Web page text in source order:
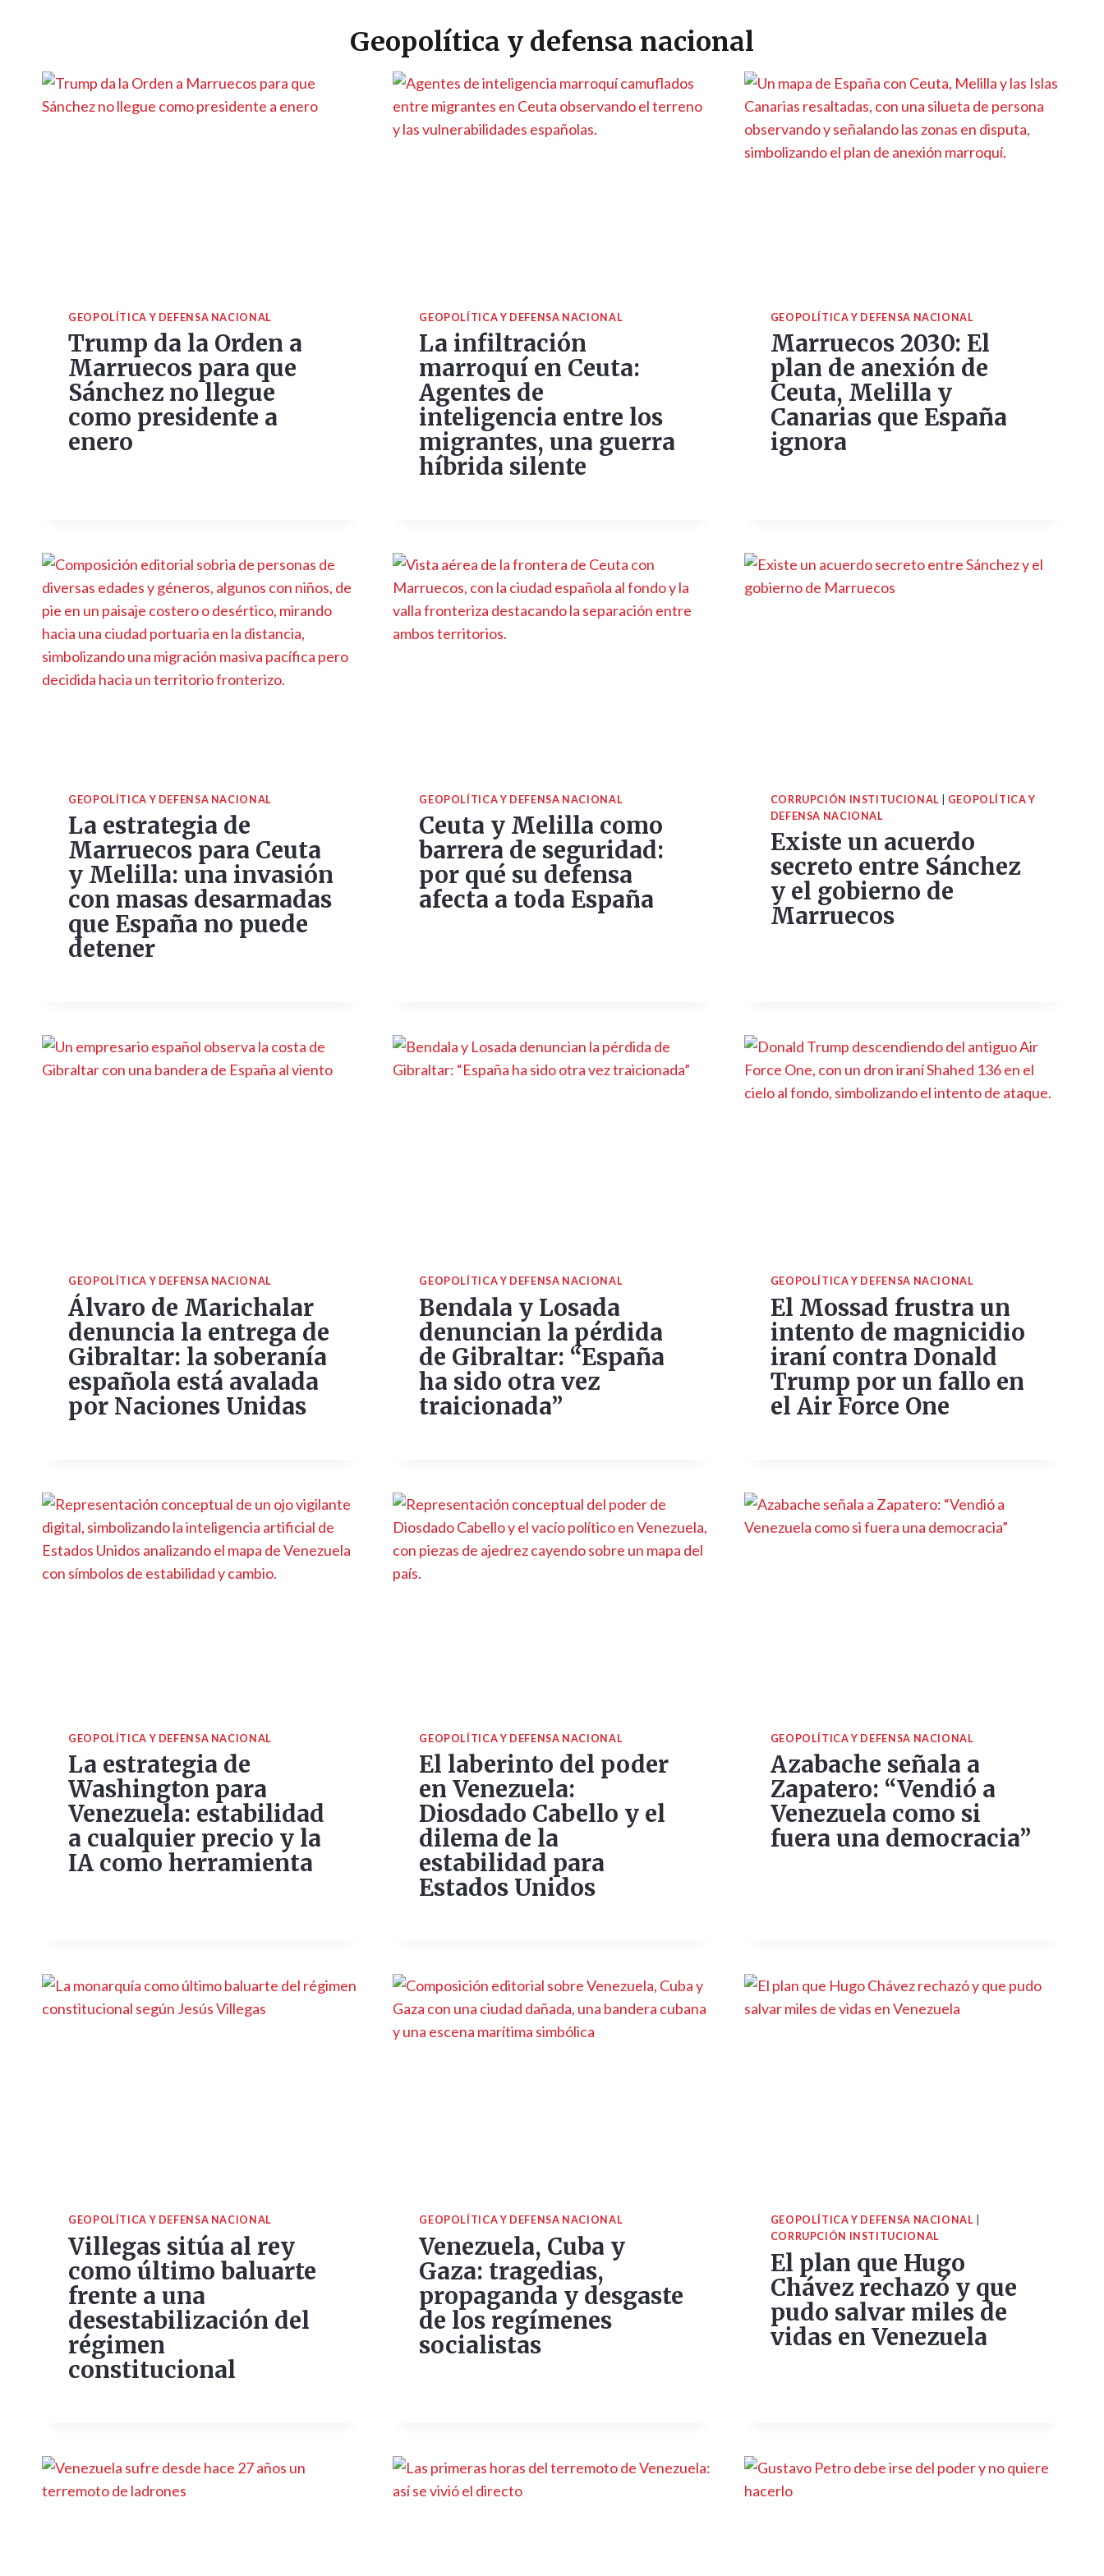
Geopolítica y defensa nacional
GEOPOLÍTICA Y DEFENSA NACIONAL
Trump da la Orden a
Marruecos para que
Sánchez no llegue
como presidente a
enero
GEOPOLÍTICA Y DEFENSA NACIONAL
La infiltración
marroquí en Ceuta:
Agentes de
inteligencia entre los
migrantes, una guerra
híbrida silente
GEOPOLÍTICA Y DEFENSA NACIONAL
Marruecos 2030: El
plan de anexión de
Ceuta, Melilla y
Canarias que España
ignora
GEOPOLÍTICA Y DEFENSA NACIONAL
La estrategia de
Marruecos para Ceuta
y Melilla: una invasión
con masas desarmadas
que España no puede
detener
GEOPOLÍTICA Y DEFENSA NACIONAL
Ceuta y Melilla como
barrera de seguridad:
por qué su defensa
afecta a toda España
CORRUPCIÓN INSTITUCIONAL
GEOPOLÍTICA Y
DEFENSA NACIONAL
Existe un acuerdo
secreto entre Sánchez
y el gobierno de
Marruecos
GEOPOLÍTICA Y DEFENSA NACIONAL
Álvaro de Marichalar
denuncia la entrega de
Gibraltar: la soberanía
española está avalada
por Naciones Unidas
GEOPOLÍTICA Y DEFENSA NACIONAL
Bendala y Losada
denuncian la pérdida
de Gibraltar: “España
ha sido otra vez
traicionada”
GEOPOLÍTICA Y DEFENSA NACIONAL
El Mossad frustra un
intento de magnicidio
iraní contra Donald
Trump por un fallo en
el Air Force One
GEOPOLÍTICA Y DEFENSA NACIONAL
La estrategia de
Washington para
Venezuela: estabilidad
a cualquier precio y la
IA como herramienta
GEOPOLÍTICA Y DEFENSA NACIONAL
El laberinto del poder
en Venezuela:
Diosdado Cabello y el
dilema de la
estabilidad para
Estados Unidos
GEOPOLÍTICA Y DEFENSA NACIONAL
Azabache señala a
Zapatero: “Vendió a
Venezuela como si
fuera una democracia”
GEOPOLÍTICA Y DEFENSA NACIONAL
Villegas sitúa al rey
como último baluarte
frente a una
desestabilización del
régimen
constitucional
GEOPOLÍTICA Y DEFENSA NACIONAL
Venezuela, Cuba y
Gaza: tragedias,
propaganda y desgaste
de los regímenes
socialistas
GEOPOLÍTICA Y DEFENSA NACIONAL
CORRUPCIÓN INSTITUCIONAL
El plan que Hugo
Chávez rechazó y que
pudo salvar miles de
vidas en Venezuela